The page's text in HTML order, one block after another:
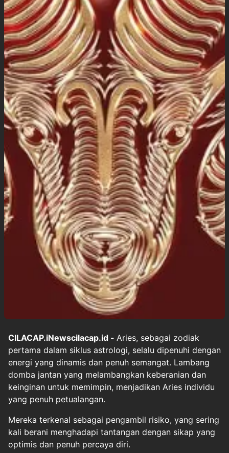
CILACAP.iNewscilacap.id - Aries, sebagai zodiak
pertama dalam siklus astrologi, selalu dipenuhi dengan
energi yang dinamis dan penuh semangat. Lambang
domba jantan yang melambangkan keberanian dan
keinginan untuk memimpin, menjadikan Aries individu
yang penuh petualangan.
Mereka terkenal sebagai pengambil risiko, yang sering
kali berani menghadapi tantangan dengan sikap yang
optimis dan penuh percaya diri.